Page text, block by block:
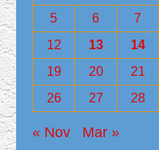
5
6 7
12
13 14
19
20 21
26
27 28
« Nov Mar »